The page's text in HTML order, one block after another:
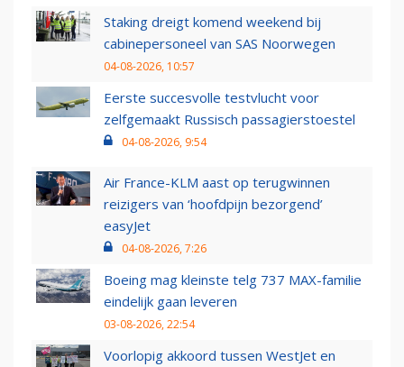
Staking dreigt komend weekend bij
cabinepersoneel van SAS Noorwegen
04-08-2026, 10:57
Eerste succesvolle testvlucht voor
zelfgemaakt Russisch passagierstoestel
04-08-2026, 9:54
Air France-KLM aast op terugwinnen
reizigers van ‘hoofdpijn bezorgend’
easyJet
04-08-2026, 7:26
Boeing mag kleinste telg 737 MAX-familie
eindelijk gaan leveren
03-08-2026, 22:54
Voorlopig akkoord tussen WestJet en